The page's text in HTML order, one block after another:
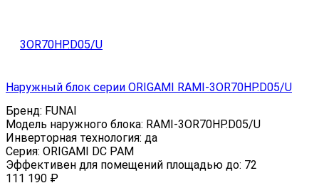
Наружный блок серии ORIGAMI RAMI-3OR70HP.D05/U
Бренд: FUNAI
Модель наружного блока: RAMI-3OR70HP.D05/U
Инверторная технология: да
Серия: ORIGAMI DC PAM
Эффективен для помещений площадью до: 72
111 190 ₽